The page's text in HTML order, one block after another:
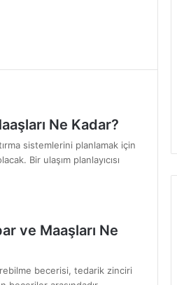
Ne Kadar?
sistemlerini planlamak için
Bir ulaşım planlayıcısı
ve Maaşları Ne
becerisi, tedarik zinciri